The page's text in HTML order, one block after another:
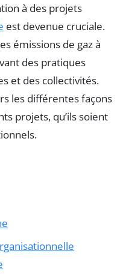
à des projets
est devenue cruciale.
émissions de gaz à
des pratiques
et des collectivités.
les différentes façons
projets, qu’ils soient